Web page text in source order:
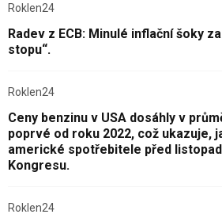
Roklen24
Radev z ECB: Minulé inflační šoky
stopu“.
Roklen24
Ceny benzinu v USA dosáhly v
poprvé od roku 2022, což ukazuje,
americké spotřebitele před
Kongresu.
Roklen24